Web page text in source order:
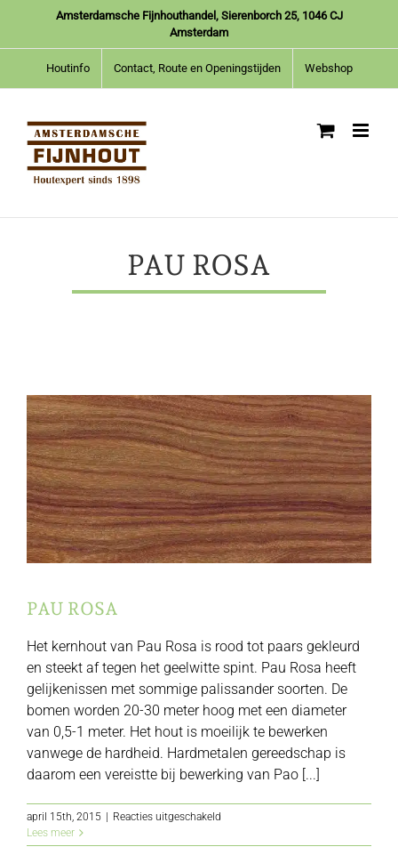
inhoud
Amsterdamsche Fijnhouthandel, Sierenborch 25, 1046 CJ
Amsterdam
Houtinfo Contact, Route en Openingstijden Webshop
PAU ROSA
PAU ROSA
Het kernhout van Pau Rosa is rood tot paars gekleurd
en steekt af tegen het geelwitte spint. Pau Rosa heeft
gelijkenissen met sommige palissander soorten. De
bomen worden 20-30 meter hoog met een diameter
van 0,5-1 meter. Het hout is moeilijk te bewerken
vanwege de hardheid. Hardmetalen gereedschap is
daarom een vereistte bij bewerking van Pao [...]
april 15th, 2015 | Reacties uitgeschakeld
Rosa
Lees meer